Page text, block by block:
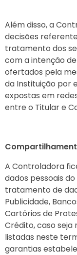
Além disso, a
decisões
tratamento dos
com a intenção
ofertados pela
da Instituição por
expostas em
entre o Titular e
A Controladora
dados pessoais
tratamento de
Publicidade,
Cartórios de
Crédito, caso seja
listadas neste
garantias